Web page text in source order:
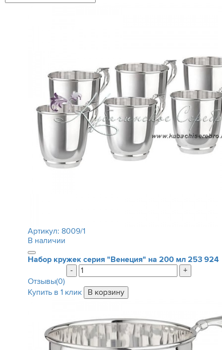
Артикул: 8009/1
В наличии
Набор кружек серия "Венеция" на 200 мл 253 924
-
+
Отзывы(0)
Купить в 1 клик